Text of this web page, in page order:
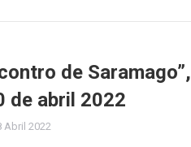
de Saramago”,
de abril 2022
Abril 2022